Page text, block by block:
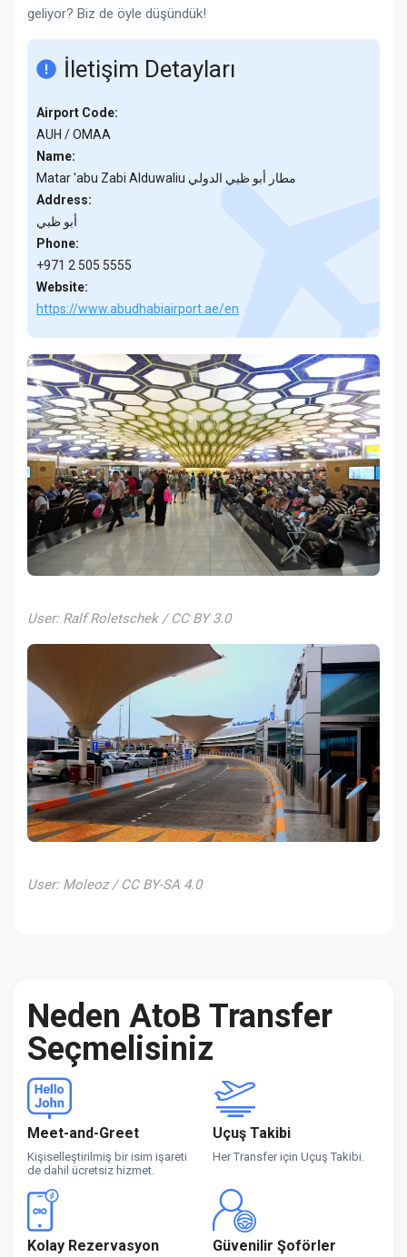
geliyor? Biz de öyle düşündük!
İletişim Detayları
Airport Code:
AUH / OMAA
Name:
Matar 'abu Zabi Alduwaliu مطار أبو ظبي الدولي
Address:
أبو ظبي
Phone:
+971 2 505 5555
Website:
https://www.abudhabiairport.ae/en
User: Ralf Roletschek / CC BY 3.0
User: Moleoz / CC BY-SA 4.0
Neden AtoB Transfer
Seçmelisiniz
Meet-and-Greet
Kişiselleştirilmiş bir isim işareti
de dahil ücretsiz hizmet.
Uçuş Takibi
Her Transfer için Uçuş Takibi.
Kolay Rezervasyon Güvenilir Şoförler